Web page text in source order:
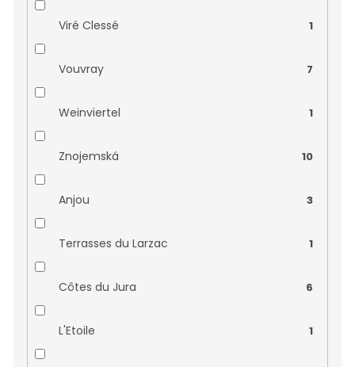
Malpasso 0
Marko Lukas Markowitsch 0
Mastia 0
Maucaillou 0
Morini srl 0
Patrice Moreux 0
Paul Ginglinger 0
Pinon Damien 0
Viré Clessé 1
Vouvray 7
Weinviertel 1
Znojemská 10
Anjou 3
Terrasses du Larzac 1
Côtes du Jura 6
L'Etoile 1